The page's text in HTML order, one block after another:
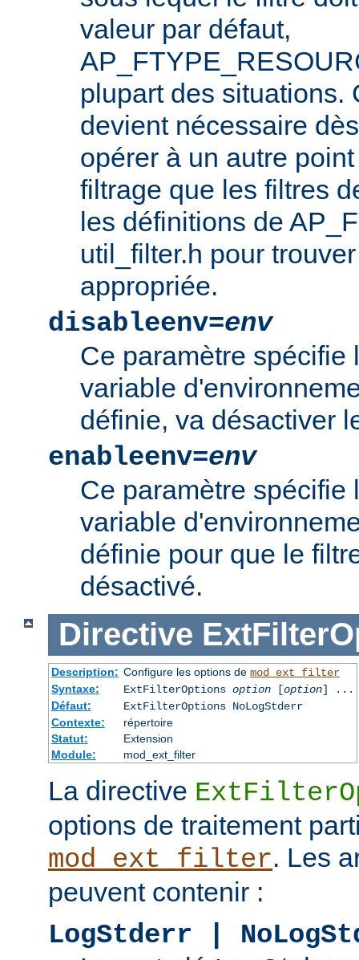
valeur par défaut,
plupart des situations.
devient nécessaire
opérer à un autre
filtrage que les filtres
les définitions de
util_filter.h pour
appropriée.
disableenv=env
Ce paramètre spécifie
variable
définie, va désactiver
enableenv=env
Ce paramètre spécifie
variable
définie pour que le
désactivé.
Directive
Description: Configure les options de mod_ext_filter
Syntaxe:
ExtFilterOptions option[option] ...
Défaut:
ExtFilterOptions NoLogStderr
Contexte:
répertoire
Statut:
Extension
Module:
mod_ext_filter
La directive
options de traitement
mod_ext_filter. Les
peuvent contenir :
LogStderr |